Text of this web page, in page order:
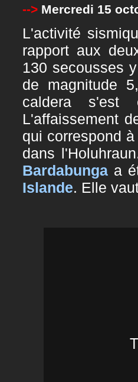
-->Mercredi 15
L'activité
rapport aux
130 secousses
de magnitude
caldera
L'affaissement
qui correspond
dans
Bardabungaa
Islande. Elle